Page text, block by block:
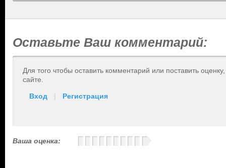
Оставьте Ваш комментарий:
Для того чтобы оставить комментарий или поставить
сайте.
Вход | Регистрация
Ваша оценка: